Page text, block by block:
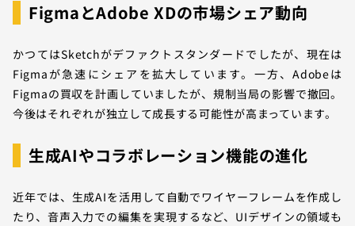
FigmaとAdobe XDの市場シェア動向
かつてはSketchがデファクトスタンダードでしたが、現在は
Figmaが急速にシェアを拡大しています。一方、Adobeは
Figmaの買収を計画していましたが、規制当局の影響で撤回。
今後はそれぞれが独立して成長する可能性が高まっています。
生成AIやコラボレーション機能の進化
近年では、生成AIを活用して自動でワイヤーフレームを作成し
たり、音声入力での編集を実現するなど、UIデザインの領域も